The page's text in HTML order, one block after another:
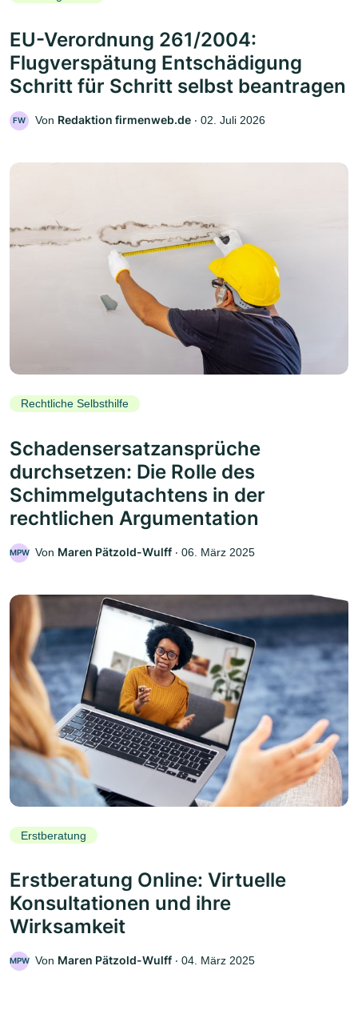
EU-Verordnung 261/2004:
Flugverspätung Entschädigung
Schritt für Schritt selbst beantragen
FW Von Redaktion firmenweb.de ‧ 02. Juli 2026
Rechtliche Selbsthilfe
Schadensersatzansprüche
durchsetzen: Die Rolle des
Schimmelgutachtens in der
rechtlichen Argumentation
MPW Von Maren Pätzold-Wulff ‧ 06. März 2025
Erstberatung
Erstberatung Online: Virtuelle
Konsultationen und ihre
Wirksamkeit
MPW Von Maren Pätzold-Wulff ‧ 04. März 2025